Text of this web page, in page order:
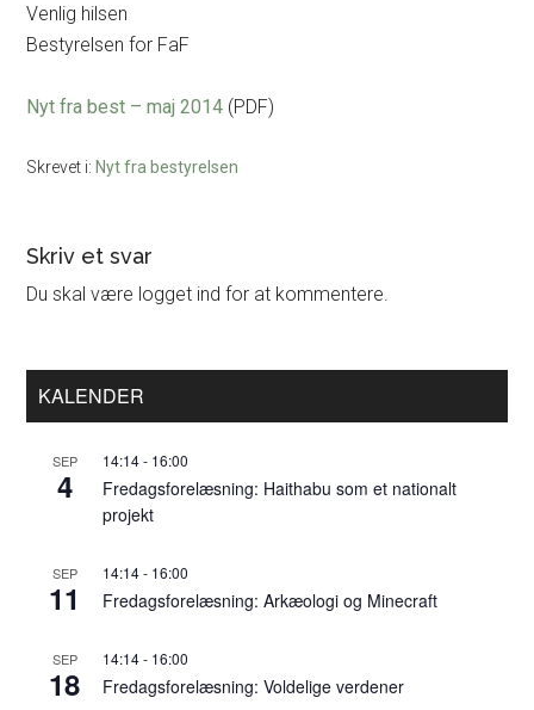
Venlig hilsen
Bestyrelsen for FaF
Nyt fra best – maj 2014 (PDF)
Skrevet i: Nyt fra bestyrelsen
Læserinteraktioner
Skriv et svar
Du skal være logget ind for at kommentere.
Primær
Sidebar
KALENDER
SEP
4
14:14- 16:00
Fredagsforelæsning: Haithabu som et nationalt
projekt
SEP
11
14:14- 16:00
Fredagsforelæsning: Arkæologi og Minecraft
SEP
18
14:14- 16:00
Fredagsforelæsning: Voldelige verdener